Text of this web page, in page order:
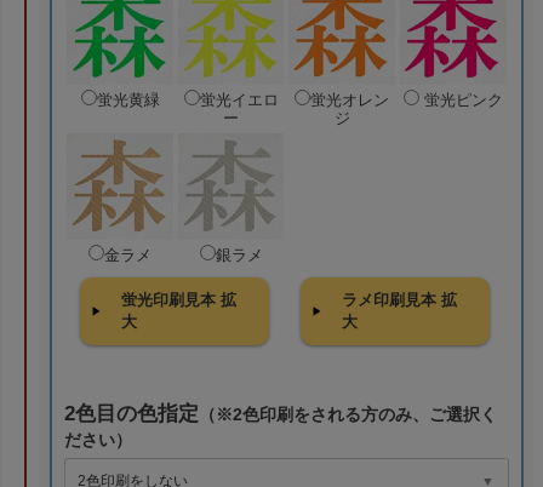
蛍光黄緑
蛍光イエロ
ー
蛍光オレン
ジ
蛍光ピンク
金ラメ 銀ラメ
蛍光印刷見本 拡
大
ラメ印刷見本 拡
大
2色目の色指定 （※2色印刷をされる方のみ、ご選択く
ださい）